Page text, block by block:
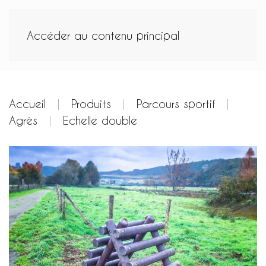
Accéder au contenu principal
Accueil Produits
Parcours sportif
Agrès
Echelle double